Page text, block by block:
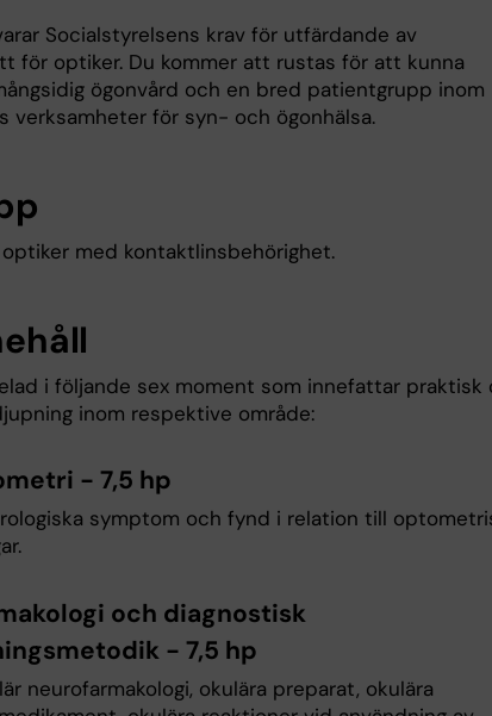
Socialstyrelsens krav för utfärdande av
för optiker. Du kommer att rustas för att kunna
ögonvård och en bred patientgrupp inom
verksamheter för syn- och ögonhälsa.
med kontaktlinsbehörighet.
i följande sex moment som innefattar praktisk
inom respektive område:
- 7,5 hp
symptom och fynd i relation till
och diagnostisk
- 7,5 hp
neurofarmakologi, okulära preparat, okulära